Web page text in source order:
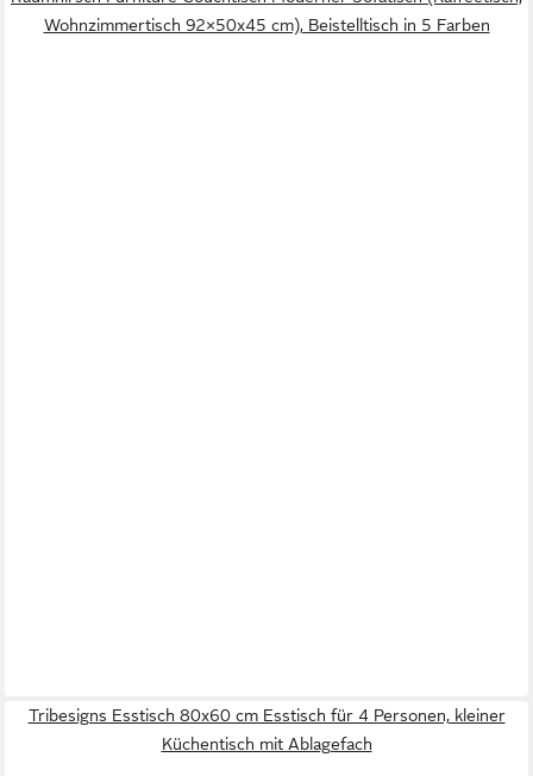
Wohnzimmertisch 92×50x45 cm), Beistelltisch in 5 Farben
Tribesigns Esstisch 80x60 cm Esstisch für 4 Personen, kleiner
Küchentisch mit Ablagefach